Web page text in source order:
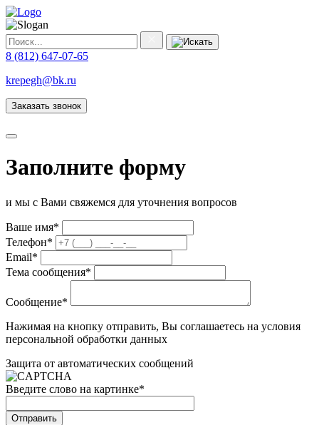
8 (812) 647-07-65
krepegh@bk.ru
Заказать звонок
Заполните форму
и мы с Вами свяжемся для уточнения вопросов
Ваше имя*
Телефон*
Email*
Тема сообщения*
Сообщение*
Нажимая на кнопку отправить, Вы соглашаетесь на условия
персональной обработки данных
Защита от автоматических сообщений
Введите слово на картинке*